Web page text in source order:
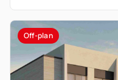
Off-plan